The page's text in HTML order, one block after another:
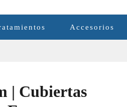
Accesorios
| Cubiertas